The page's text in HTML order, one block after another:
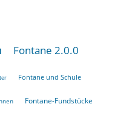
Fontane 2.0.0
Fontane und Schule
Fontane-Fundstücke